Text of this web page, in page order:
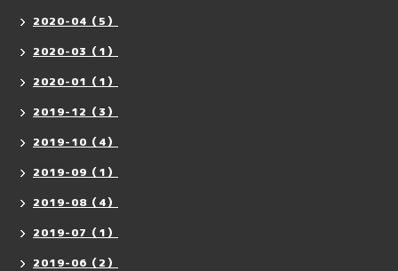
2020-04（5）
2020-03（1）
2020-01（1）
2019-12（3）
2019-10（4）
2019-09（1）
2019-08（4）
2019-07（1）
2019-06（2）